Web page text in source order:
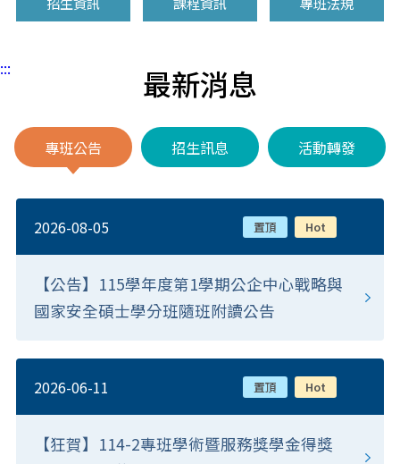
::: 最新消息
專班公告 招生訊息 活動轉發
2026-08-05 置頂 Hot
【公告】115學年度第1學期公企中心戰略與
國家安全碩士學分班隨班附讀公告
2026-06-11 置頂 Hot
【狂賀】114-2專班學術暨服務獎學金得獎